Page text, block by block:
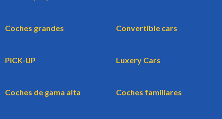
Coches grandes Convertible cars
PICK-UP Luxery Cars
Coches de gama alta Coches familiares